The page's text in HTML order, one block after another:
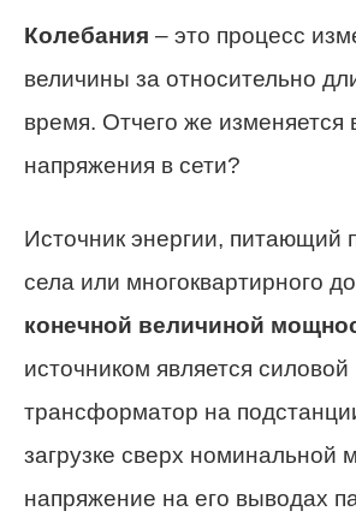
Колебания – это процесс
величины за относительно
время. Отчего же изменяется
напряжения в сети?
Источник энергии, питающий
села или многоквартирного
конечной величиной
источником является силовой
трансформатор на
загрузке сверх номинальной
напряжение на его выводах